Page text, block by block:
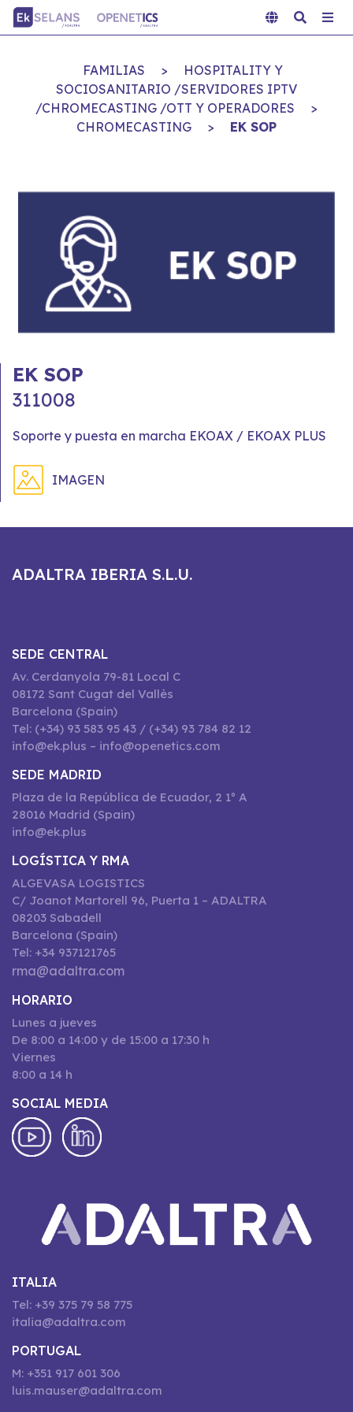
FAMILIAS >
HOSPITALITY Y
SOCIOSANITARIO /SERVIDORES IPTV
/CHROMECASTING /OTT Y OPERADORES
>
CHROMECASTING
> EK SOP
EK SOP
311008
Soporte y puesta en marcha EKOAX / EKOAX PLUS
IMAGEN
ADALTRA IBERIA S.L.U.
SEDE CENTRAL
Av. Cerdanyola 79-81 Local C
08172 Sant Cugat del Vallès
Barcelona (Spain)
Tel: (+34) 93 583 95 43 / (+34) 93 784 82 12
info@ek.plus – info@openetics.com
SEDE MADRID
Plaza de la República de Ecuador, 2 1º A
28016 Madrid (Spain)
info@ek.plus
LOGÍSTICA Y RMA
ALGEVASA LOGISTICS
C/ Joanot Martorell 96, Puerta 1 – ADALTRA
08203 Sabadell
Barcelona (Spain)
Tel: +34 937121765
rma@adaltra.com
HORARIO
Lunes a jueves
De 8:00 a 14:00 y de 15:00 a 17:30 h
Viernes
8:00 a 14 h
SOCIAL MEDIA
ITALIA
Tel: +39 375 79 58 775
italia@adaltra.com
PORTUGAL
M: +351 917 601 306
luis.mauser@adaltra.com